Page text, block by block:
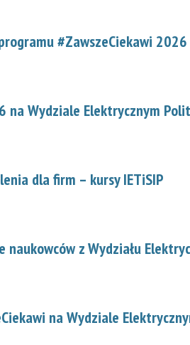
#ZawszeCiekawi
na Wydziale Elektrycznym
dla firm – kursy IETiSIP
naukowców z Wydziału
na Wydziale